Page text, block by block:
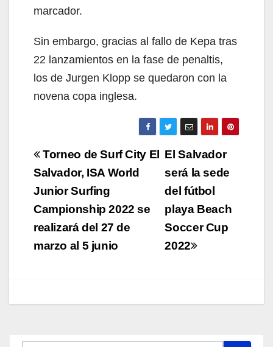
marcador.
Sin embargo, gracias al fallo de Kepa tras
22 lanzamientos en la fase de penaltis,
los de Jurgen Klopp se quedaron con la
novena copa inglesa.
Navegación
de
entradas
El Salvador
será la sede
del fútbol
playa Beach
Soccer Cup
2022
Torneo de Surf City El
Salvador, ISA World
Junior Surfing
Campionship 2022 se
realizará del 27 de
marzo al 5 junio